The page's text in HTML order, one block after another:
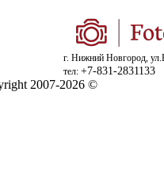
г. Нижний Новгород,
тел: +7-831-2831133
2007-2026 ©